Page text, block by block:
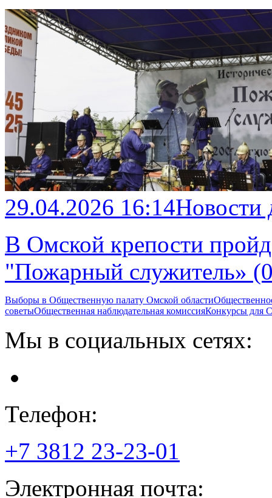
29.04.2026 16:14
В Омской крепости
"Пожарный служитель»
Выборы в Общественную палату Омской области
советыОбщественная наблюдательная комиссияКонкурсы
Мы в социальных сетях:
Телефон:
+7 3812 23-23-01
Электронная почта: